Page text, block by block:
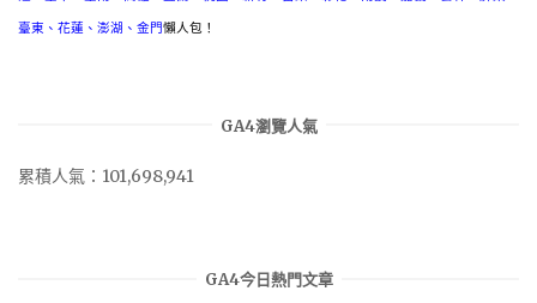
臺東 、 花蓮 、 澎湖 、 金門懶人包！
GA4瀏覽人氣
累積人氣：101,698,941
GA4今日熱門文章